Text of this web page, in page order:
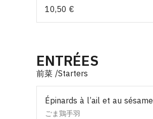
10,50 €
ENTRÉES
前菜 /Starters
Épinards à l’ail et au sésame
ごま鶏手羽